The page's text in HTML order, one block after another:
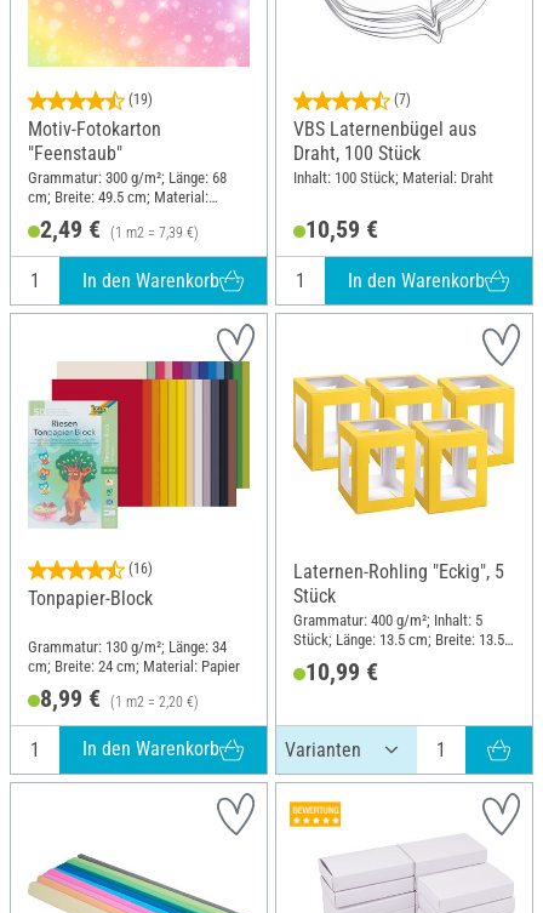
(19)
Motiv-Fotokarton
"Feenstaub"
Grammatur: 300 g/m²; Länge: 68
cm; Breite: 49.5 cm; Material:
2,49 € (1 m2 = 7,39 €)
In den Warenkorb
(7)
VBS Laternenbügel aus
Draht, 100 Stück
Inhalt: 100 Stück; Material: Draht
10,59 €
In den Warenkorb
(16)
Tonpapier-Block
Grammatur: 130 g/m²; Länge: 34
cm; Breite: 24 cm; Material: Papier
8,99 € (1 m2 = 2,20 €)
In den Warenkorb
Laternen-Rohling "Eckig", 5
Stück
Grammatur: 400 g/m²; Inhalt: 5
Stück; Länge: 13.5 cm; Breite: 13.5
10,99 €